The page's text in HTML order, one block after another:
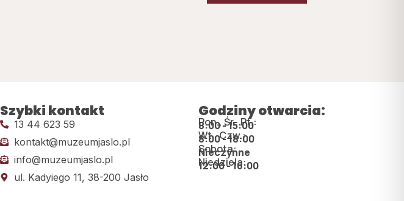
Szybki kontakt
13 44 623 59
kontakt@muzeumjaslo.pl
info@muzeumjaslo.pl
ul. Kadyiego 11, 38-200 Jasło
Godziny otwarcia:
Pon., Śr., Pt.:
8:00 - 15:00
Wt., Czw.:
8:00 - 18:00
Sobota:
Nieczynne
Niedziela:
12:00 - 16:00